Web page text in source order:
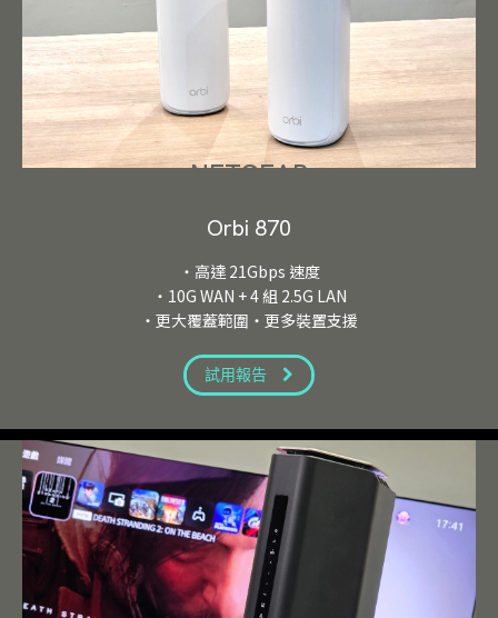
NETGEAR
Orbi 870
・高達 21Gbps 速度
・10G WAN + 4 組 2.5G LAN
・更大覆蓋範圍・更多裝置支援
試用報告